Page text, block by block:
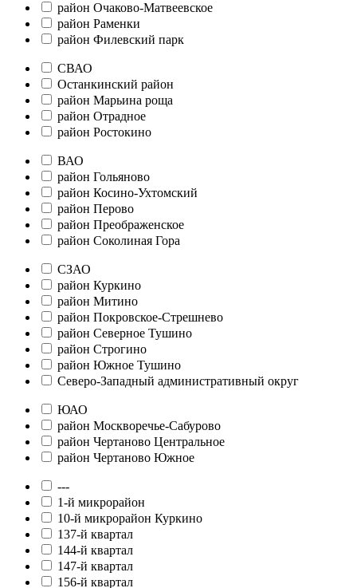
район Очаково-Матвеевское
район Раменки
район Филевский парк
СВАО
Останкинский район
район Марьина роща
район Отрадное
район Ростокино
ВАО
район Гольяново
район Косино-Ухтомский
район Перово
район Преображенское
район Соколиная Гора
СЗАО
район Куркино
район Митино
район Покровское-Стрешнево
район Северное Тушино
район Строгино
район Южное Тушино
Северо-Западный административный округ
ЮАО
район Москворечье-Сабурово
район Чертаново Центральное
район Чертаново Южное
---
1-й микрорайон
10-й микрорайон Куркино
137-й квартал
144-й квартал
147-й квартал
156-й квартал